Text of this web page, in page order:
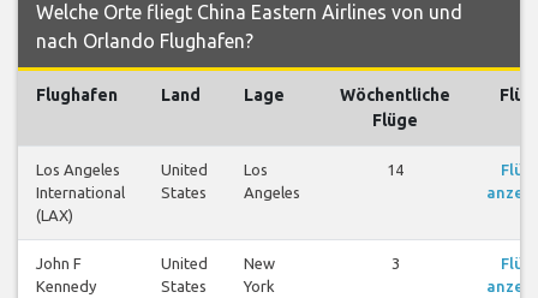
Welche Orte fliegt China Eastern Airlines von und
nach Orlando Flughafen?
Flughafen Land Lage
Wöchentliche
Flüge
Los Angeles
International
(LAX)
United
States
Los
Angeles
14
John F
Kennedy
United
States
New
York
3